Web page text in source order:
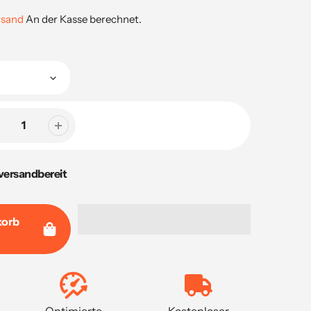
An der Kasse berechnet.